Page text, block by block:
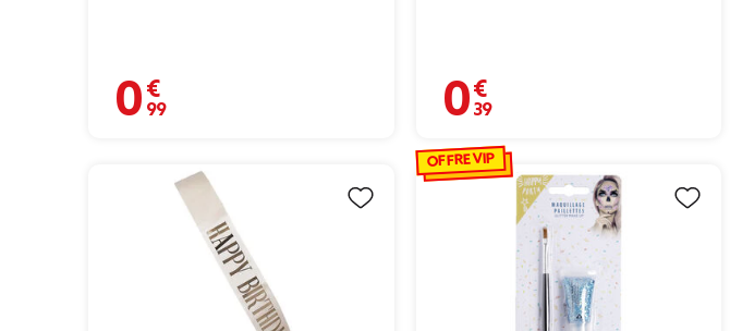
0,99 € 0,39 €
OFFRE VIP